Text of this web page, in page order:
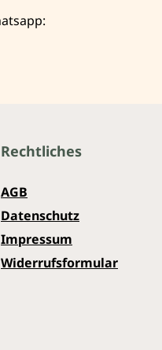
Rechtliches
AGB
Datenschutz
Impressum
Widerrufsformular